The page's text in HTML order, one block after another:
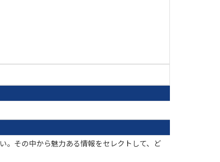
。その中から魅力ある情報をセレクトして、ど